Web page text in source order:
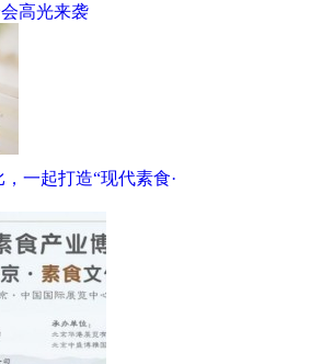
高光来袭
一起打造“现代素食·